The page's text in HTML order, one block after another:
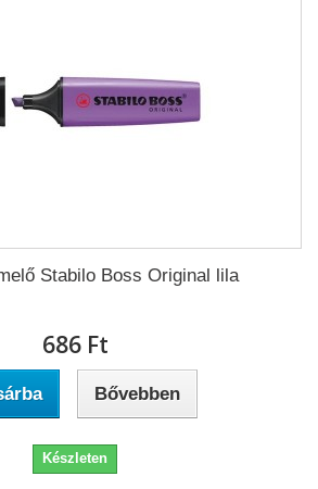
Stabilo Boss Original lila
686 Ft‎
Bővebben
Készleten